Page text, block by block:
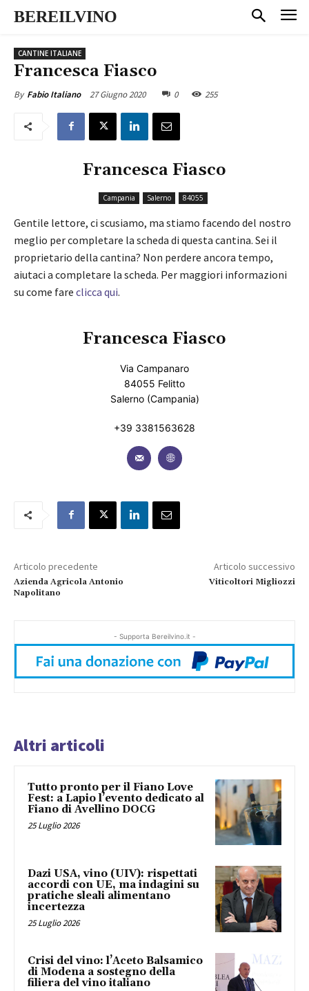
BEREILVINO
CANTINE ITALIANE
Francesca Fiasco
By Fabio Italiano 27 Giugno 2020 0 255
Francesca Fiasco
Campania Salerno 84055
Gentile lettore, ci scusiamo, ma stiamo facendo del nostro
meglio per completare la scheda di questa cantina. Sei il
proprietario della cantina? Non perdere ancora tempo,
aiutaci a completare la scheda. Per maggiori informazioni
su come fare clicca qui.
Francesca Fiasco
Via Campanaro
84055 Felitto
Salerno (Campania)
+39 3381563628
Articolo precedente
Azienda Agricola Antonio
Napolitano
Articolo successivo
Viticoltori Migliozzi
- Supporta Bereilvino.it -
Altri articoli
Tutto pronto per il Fiano Love
Fest: a Lapio l’evento dedicato al
Fiano di Avellino DOCG
25 Luglio 2026
Dazi USA, vino (UIV): rispettati
accordi con UE, ma indagini su
pratiche sleali alimentano
incertezza
25 Luglio 2026
Crisi del vino: l’Aceto Balsamico
di Modena a sostegno della
filiera del vino italiano